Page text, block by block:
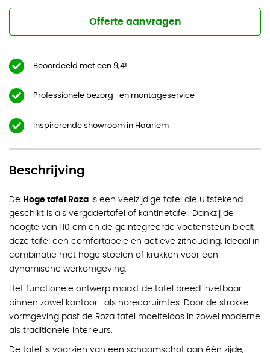
Offerte aanvragen
Beoordeeld met een 9,4!
Professionele bezorg- en montageservice
Inspirerende showroom in Haarlem
Beschrijving
De Hoge tafel Roza is een veelzijdige tafel die uitstekend
geschikt is als vergadertafel of kantinetafel. Dankzij de
hoogte van 110 cm en de geïntegreerde voetensteun biedt
deze tafel een comfortabele en actieve zithouding. Ideaal in
combinatie met hoge stoelen of krukken voor een
dynamische werkomgeving.
Het functionele ontwerp maakt de tafel breed inzetbaar
binnen zowel kantoor- als horecaruimtes. Door de strakke
vormgeving past de Roza tafel moeiteloos in zowel moderne
als traditionele interieurs.
De tafel is voorzien van een schaamschot aan één zijde,